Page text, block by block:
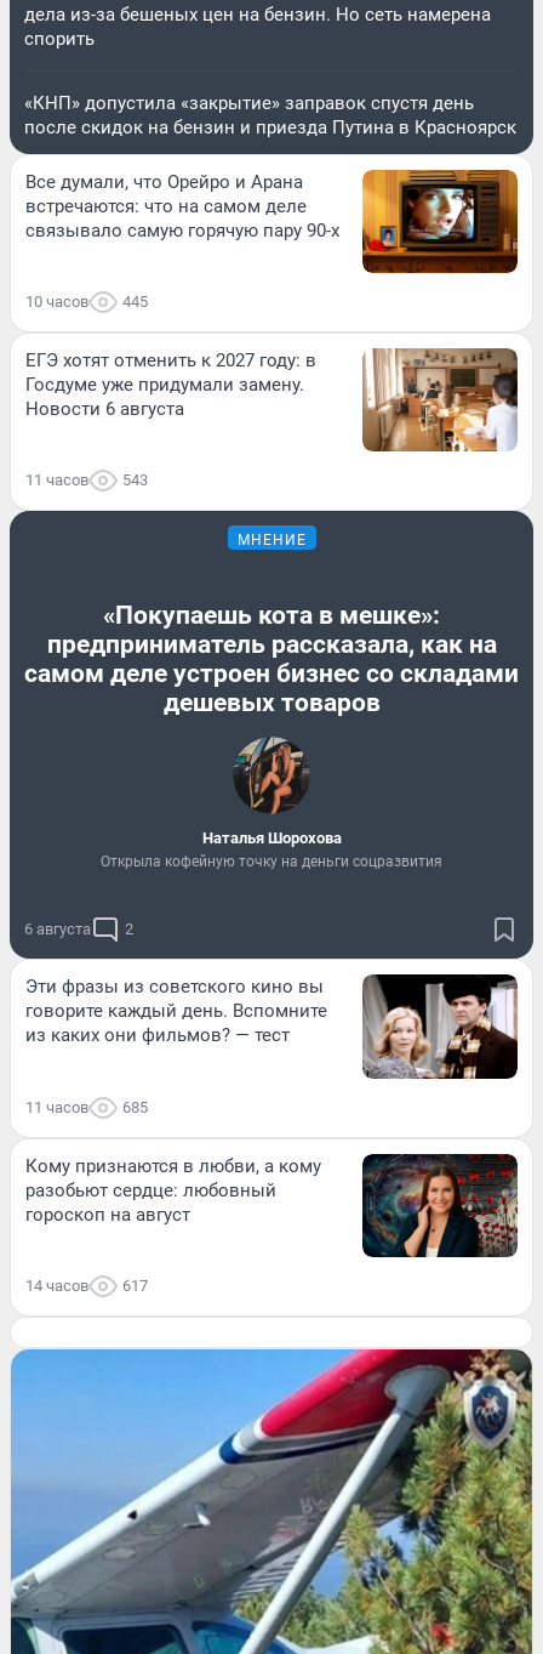
дела из-за бешеных цен на бензин. Но сеть намерена
спорить
«КНП» допустила «закрытие» заправок спустя день
после скидок на бензин и приезда Путина в Красноярск
Все думали, что Орейро и Арана
встречаются: что на самом деле
связывало самую горячую пару 90-х
10 часов 445
ЕГЭ хотят отменить к 2027 году: в
Госдуме уже придумали замену.
Новости 6 августа
11 часов 543
МНЕНИЕ
«Покупаешь кота в мешке»:
предприниматель рассказала, как на
самом деле устроен бизнес со складами
дешевых товаров
Наталья Шорохова
Открыла кофейную точку на деньги соцразвития
6 августа 2
Эти фразы из советского кино вы
говорите каждый день. Вспомните
из каких они фильмов? — тест
11 часов 685
Кому признаются в любви, а кому
разобьют сердце: любовный
гороскоп на август
14 часов 617